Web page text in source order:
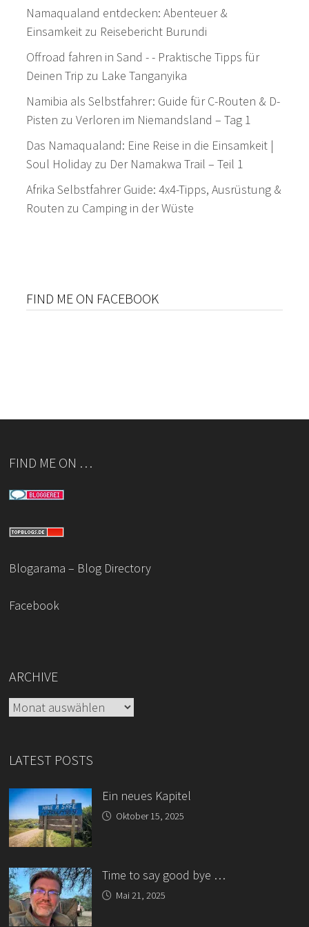
Namaqualand entdecken: Abenteuer &
Einsamkeit zu Reisebericht Burundi
Offroad fahren in Sand - - Praktische Tipps für
Deinen Trip zu Lake Tanganyika
Namibia als Selbstfahrer: Guide für C-Routen & D-
Pisten zuVerloren im Niemandsland – Tag 1
Das Namaqualand: Eine Reise in die Einsamkeit |
Soul Holiday zu Der Namakwa Trail – Teil 1
Afrika Selbstfahrer Guide: 4x4-Tipps, Ausrüstung &
Routen zu Camping in der Wüste
FIND ME ON FACEBOOK
FIND ME ON …
Blogarama – Blog Directory
Facebook
ARCHIVE
Archive
LATEST POSTS
Ein neues Kapitel
Oktober 15, 2025
Time to say good bye …
Mai 21, 2025